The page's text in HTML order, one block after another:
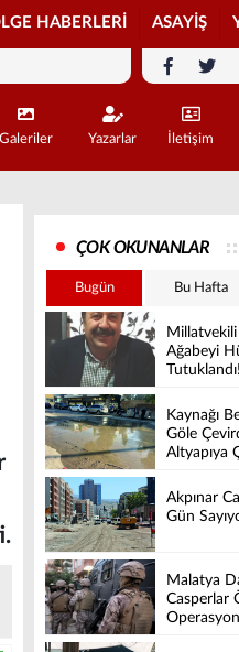
HABERLERİ ASAYİŞ
Galeriler Yazarlar İletişim
ÇOK OKUNANLAR
Bugün Bu Hafta
Millatvekili
Ağabeyi
Tutuklandı!
Kaynağı
Göle
Altyapıya
Akpınar
Gün
Malatya
Casperlar
Operasyon